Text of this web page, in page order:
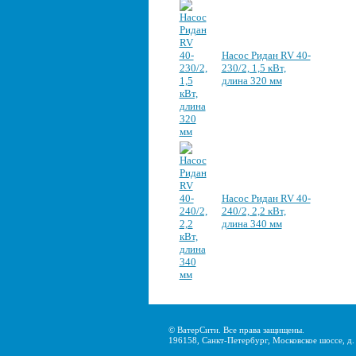
Насос Ридан RV 40-
230/2, 1,5 кВт,
длина 320 мм
Насос Ридан RV 40-
240/2, 2,2 кВт,
длина 340 мм
© ВатерСити. Все права защищены.
196158, Санкт-Петербург, Московское шоссе,